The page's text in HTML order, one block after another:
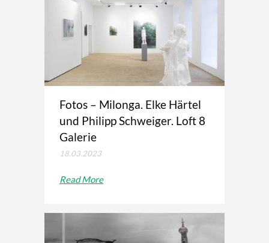
Fotos – Milonga. Elke Härtel
und Philipp Schweiger. Loft 8
Galerie
18.03.2023
Read More